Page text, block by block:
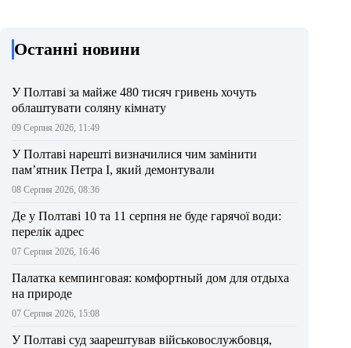
Останні новини
У Полтаві за майже 480 тисяч гривень хочуть
облаштувати соляну кімнату
09 Серпня 2026, 11:49
У Полтаві нарешті визначилися чим замінити
пам’ятник Петра І, який демонтували
08 Серпня 2026, 08:36
Де у Полтаві 10 та 11 серпня не буде гарячої води:
перелік адрес
07 Серпня 2026, 16:46
Палатка кемпинговая: комфортный дом для отдыха
на природе
07 Серпня 2026, 15:08
У Полтаві суд заарештував військовослужбовця,